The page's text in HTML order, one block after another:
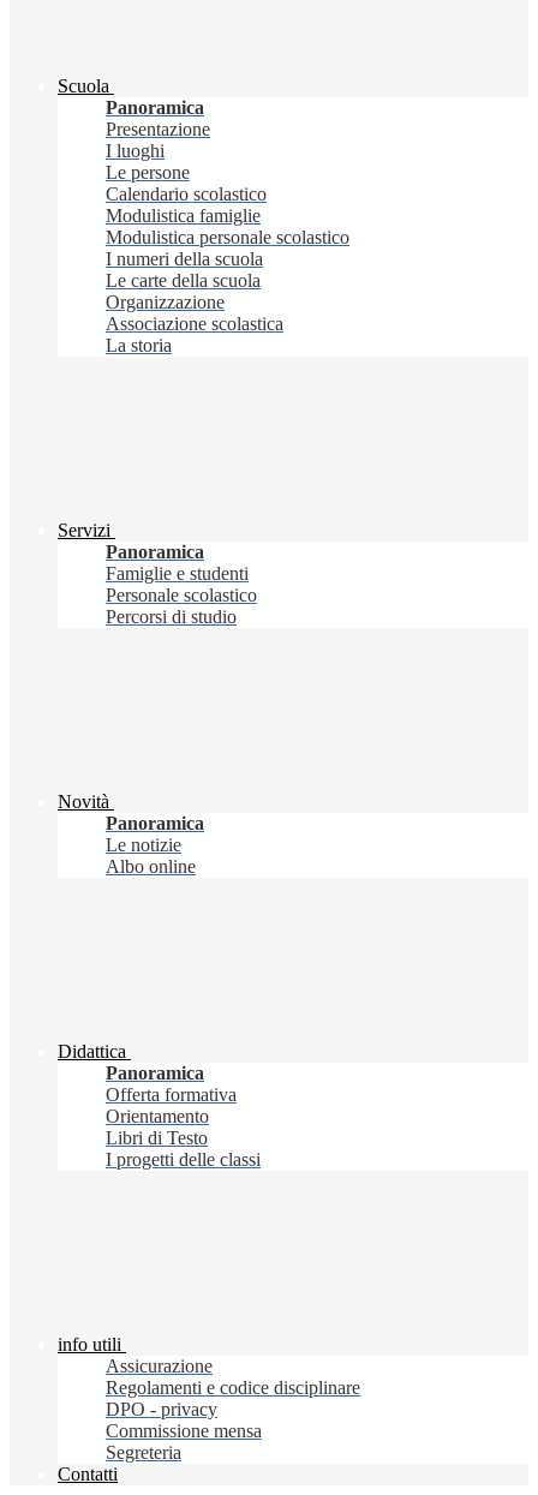
Scuola
Panoramica
Presentazione
I luoghi
Le persone
Calendario scolastico
Modulistica famiglie
Modulistica personale scolastico
I numeri della scuola
Le carte della scuola
Organizzazione
Associazione scolastica
La storia
Servizi
Panoramica
Famiglie e studenti
Personale scolastico
Percorsi di studio
Novità
Panoramica
Le notizie
Albo online
Didattica
Panoramica
Offerta formativa
Orientamento
Libri di Testo
I progetti delle classi
info utili
Assicurazione
Regolamenti e codice disciplinare
DPO - privacy
Commissione mensa
Segreteria
Contatti